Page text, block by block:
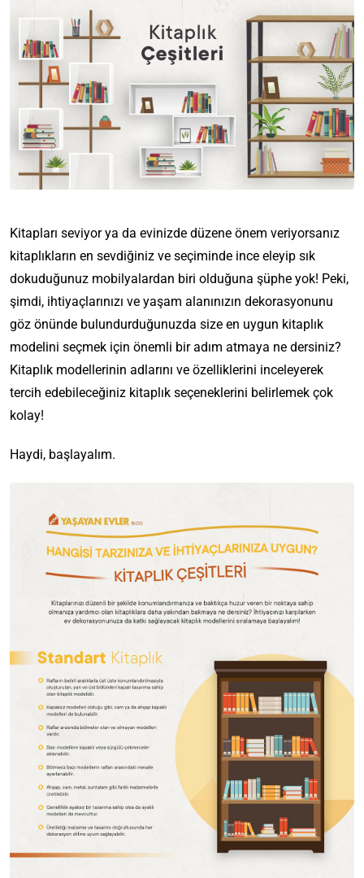
Kitapları seviyor ya da evinizde düzene önem veriyorsanız
kitaplıkların en sevdiğiniz ve seçiminde ince eleyip sık
dokuduğunuz mobilyalardan biri olduğuna şüphe yok! Peki,
şimdi, ihtiyaçlarınızı ve yaşam alanınızın dekorasyonunu
göz önünde bulundurduğunuzda size en uygun kitaplık
modelini seçmek için önemli bir adım atmaya ne dersiniz?
Kitaplık modellerinin adlarını ve özelliklerini inceleyerek
tercih edebileceğiniz kitaplık seçeneklerini belirlemek çok
kolay!
Haydi, başlayalım.